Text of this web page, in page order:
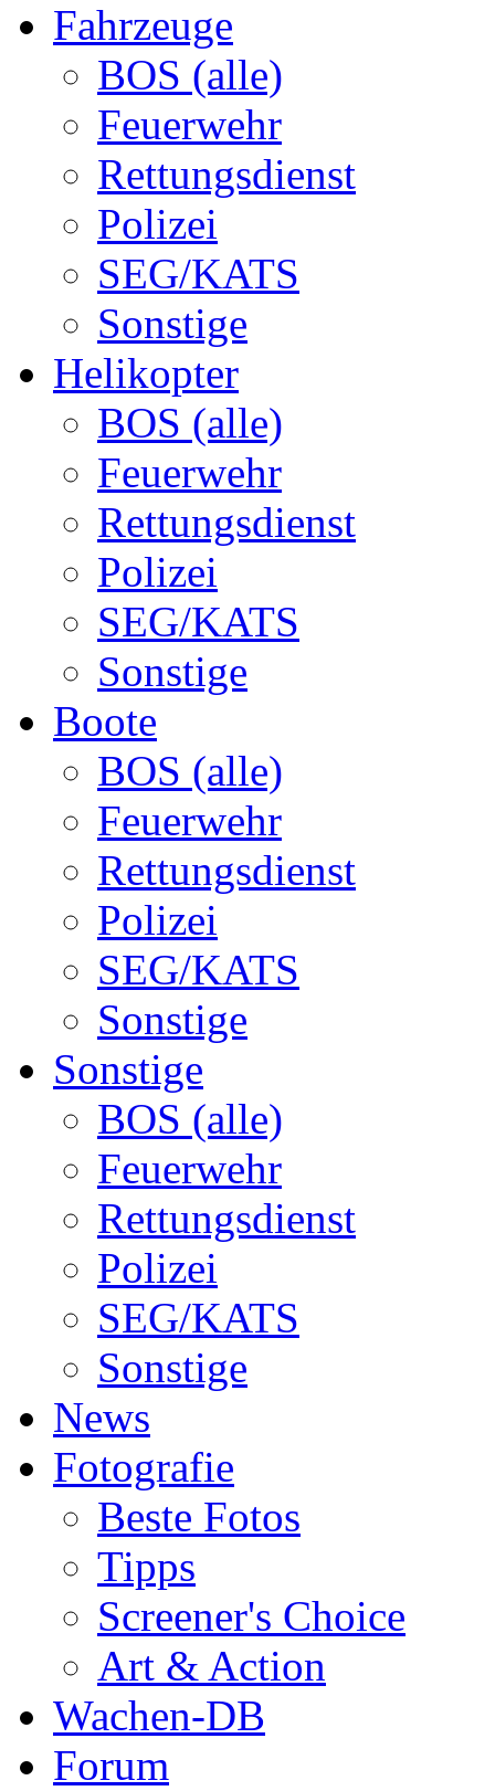
Fahrzeuge
BOS (alle)
Feuerwehr
Rettungsdienst
Polizei
SEG/KATS
Sonstige
Helikopter
BOS (alle)
Feuerwehr
Rettungsdienst
Polizei
SEG/KATS
Sonstige
Boote
BOS (alle)
Feuerwehr
Rettungsdienst
Polizei
SEG/KATS
Sonstige
Sonstige
BOS (alle)
Feuerwehr
Rettungsdienst
Polizei
SEG/KATS
Sonstige
News
Fotografie
Beste Fotos
Tipps
Screener's Choice
Art & Action
Wachen-DB
Forum